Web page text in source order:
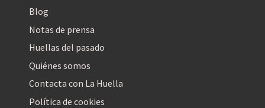
Blog
Notas de prensa
Huellas del pasado
Quiénes somos
Contacta con La Huella
Política de cookies